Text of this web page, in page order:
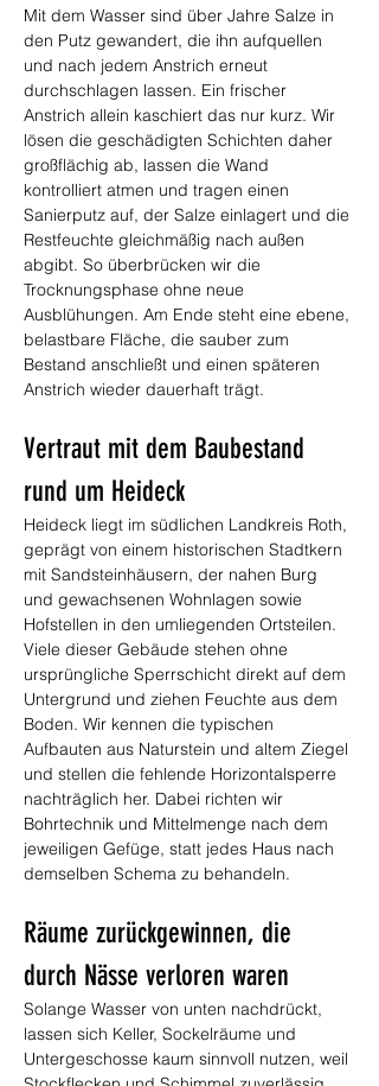
Mit dem Wasser sind über Jahre Salze in
den Putz gewandert, die ihn aufquellen
und nach jedem Anstrich erneut
durchschlagen lassen. Ein frischer
Anstrich allein kaschiert das nur kurz. Wir
lösen die geschädigten Schichten daher
großflächig ab, lassen die Wand
kontrolliert atmen und tragen einen
Sanierputz auf, der Salze einlagert und die
Restfeuchte gleichmäßig nach außen
abgibt. So überbrücken wir die
Trocknungsphase ohne neue
Ausblühungen. Am Ende steht eine ebene,
belastbare Fläche, die sauber zum
Bestand anschließt und einen späteren
Anstrich wieder dauerhaft trägt.
Vertraut mit dem Baubestand
rund um Heideck
Heideck liegt im südlichen Landkreis Roth,
geprägt von einem historischen Stadtkern
mit Sandsteinhäusern, der nahen Burg
und gewachsenen Wohnlagen sowie
Hofstellen in den umliegenden Ortsteilen.
Viele dieser Gebäude stehen ohne
ursprüngliche Sperrschicht direkt auf dem
Untergrund und ziehen Feuchte aus dem
Boden. Wir kennen die typischen
Aufbauten aus Naturstein und altem Ziegel
und stellen die fehlende Horizontalsperre
nachträglich her. Dabei richten wir
Bohrtechnik und Mittelmenge nach dem
jeweiligen Gefüge, statt jedes Haus nach
demselben Schema zu behandeln.
Räume zurückgewinnen, die
durch Nässe verloren waren
Solange Wasser von unten nachdrückt,
lassen sich Keller, Sockelräume und
Untergeschosse kaum sinnvoll nutzen, weil